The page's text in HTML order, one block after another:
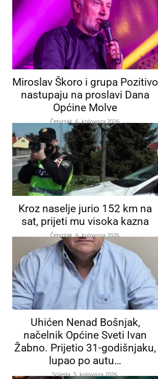
Miroslav Škoro i grupa Pozitivo
nastupaju na proslavi Dana
Općine Molve
Četvrtak, 6. kolovoza 2026.
Kroz naselje jurio 152 km na
sat, prijeti mu visoka kazna
Četvrtak, 6. kolovoza 2026.
Uhićen Nenad Bošnjak,
načelnik Općine Sveti Ivan
Žabno. Prijetio 31-godišnjaku,
lupao po autu…
Srijeda, 5. kolovoza 2026.